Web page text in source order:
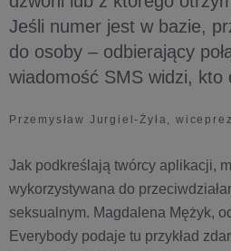
Jeśli numer jest w bazie,
do osoby – odbierający
wiadomość SMS widzi, kto
Przemysław Jurgiel-Żyła,
Jak podkreślają twórcy aplikacji,
wykorzystywana do
seksualnym. Magdalena Mężyk,
Everybody podaje tu przykład